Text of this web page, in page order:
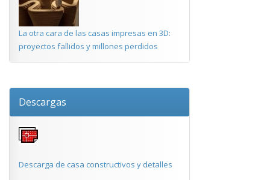
La otra cara de las casas impresas en 3D:
proyectos fallidos y millones perdidos
Descargas
Descarga de casa constructivos y detalles